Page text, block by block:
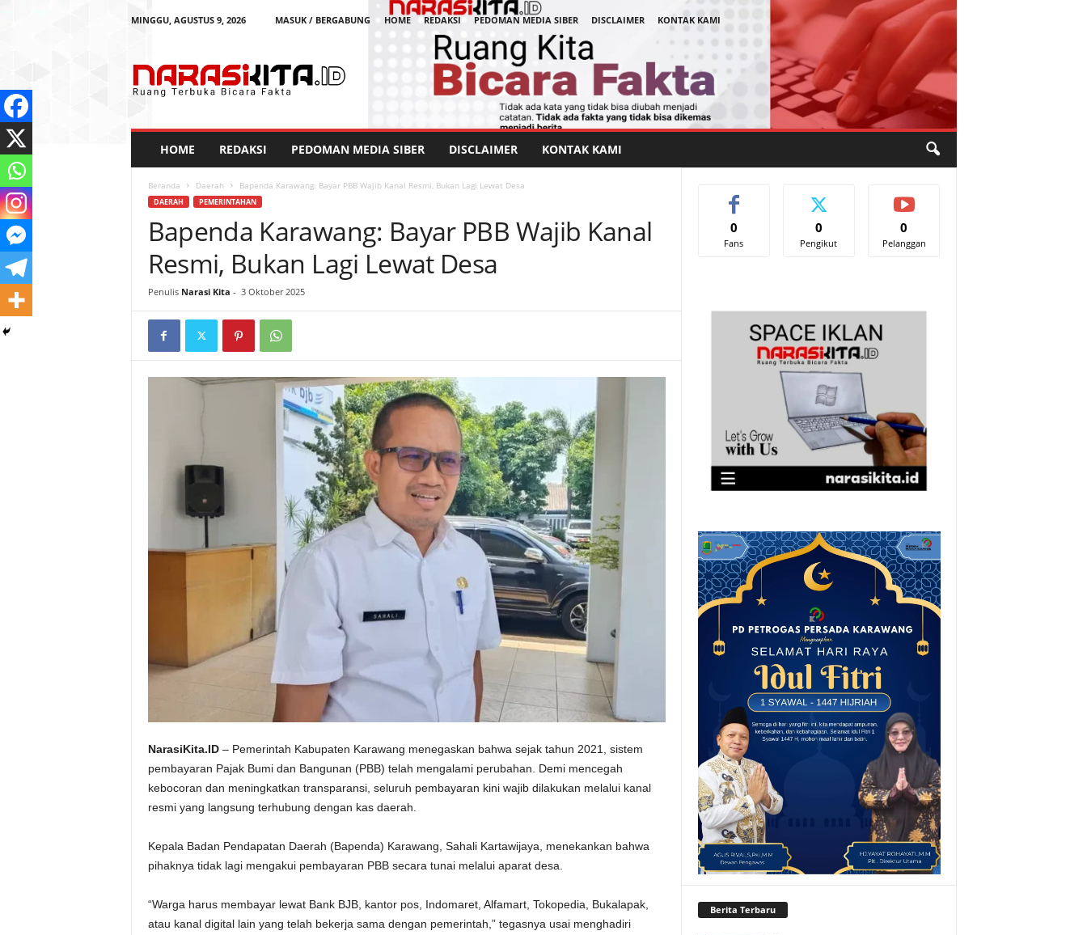
MINGGU, AGUSTUS 9, 2026 MASUK / BERGABUNG HOME REDAKSI PEDOMAN MEDIA SIBER DISCLAIMER
KONTAK KAMI
a
HOME REDAKSI PEDOMAN MEDIA SIBER DISCLAIMER KONTAK KAMI
Beranda Daerah Bapenda Karawang: Bayar PBB Wajib Kanal Resmi, Bukan Lagi Lewat Desa
DAERAH PEMERINTAHAN
Bapenda Karawang: Bayar PBB Wajib Kanal
Resmi, Bukan Lagi Lewat Desa
Penulis Narasi Kita - 3 Oktober 2025
NarasiKita.ID– Pemerintah Kabupaten Karawang menegaskan bahwa sejak tahun 2021, sistem
pembayaran Pajak Bumi dan Bangunan (PBB) telah mengalami perubahan. Demi mencegah
kebocoran dan meningkatkan transparansi, seluruh pembayaran kini wajib dilakukan melalui kanal
resmi yang langsung terhubung dengan kas daerah.
Kepala Badan Pendapatan Daerah (Bapenda) Karawang, Sahali Kartawijaya, menekankan bahwa
pihaknya tidak lagi mengakui pembayaran PBB secara tunai melalui aparat desa.
“Warga harus membayar lewat Bank BJB, kantor pos, Indomaret, Alfamart, Tokopedia, Bukalapak,
atau kanal digital lain yang telah bekerja sama dengan pemerintah,” tegasnya usai menghadiri
0
Fans
0
Pengikut
0
Pelanggan
Berita Terbaru